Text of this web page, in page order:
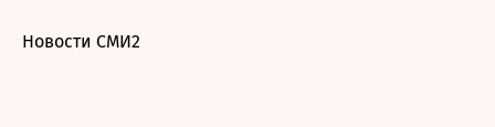
Новости СМИ2